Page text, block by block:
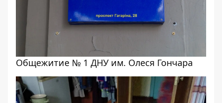
Общежитие № 1 ДНУ им. Олеся Гончара